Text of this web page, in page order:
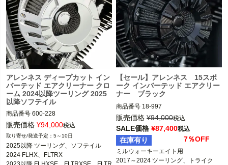
アレンネス ディープカット イン
バーテッド エアクリーナー クロ
ーム 2024以降ツーリング 2025
以降ソフテイル
商品番号 600-228
3OT：1010-3228
2025以降 ツーリング、ソフテイル
2024 FLHX、FLTRX
2023以降 FLHXSE、FLTRXSE、FLTR
販売価格 ¥94,000税込
5～10日
2025以降 ツーリング、ソフテイル
2024 FLHX、FLTRX
【セール】アレンネス 15スポ
ーク インバーテッド エアクリー
ナー ブラック
商品番号 18-997
18-993：B型番264335、D型番1010-
2489
18-991：B型番264333、D型番1010-
2487
18-997：B型番264339、D型番1010-
2464
販売価格 ¥94,000税込
SALE価格 ¥87,400税込
在庫有り 7％OFF
ミルウォーキーエイト用
2017～2024 ツーリング、トライク